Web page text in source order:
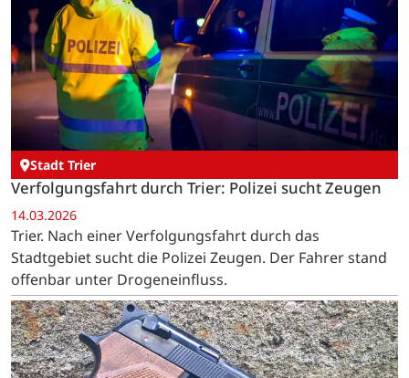
Stadt Trier
Verfolgungsfahrt durch Trier: Polizei sucht Zeugen
14.03.2026
Trier. Nach einer Verfolgungsfahrt durch das
Stadtgebiet sucht die Polizei Zeugen. Der Fahrer stand
offenbar unter Drogeneinfluss.